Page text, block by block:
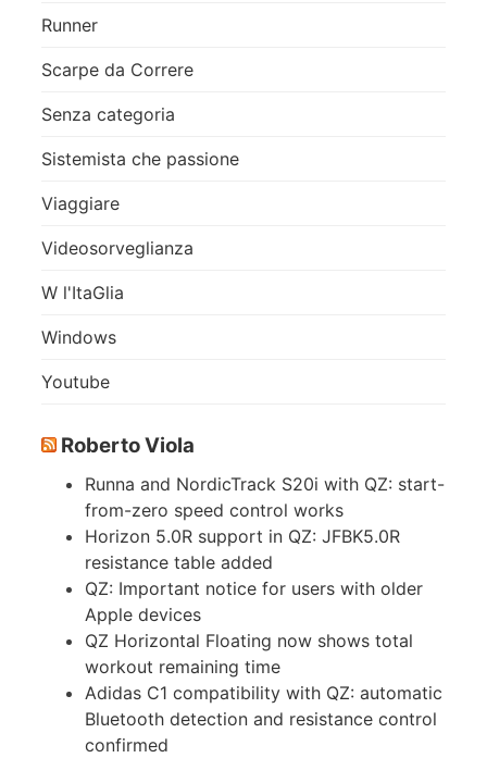
Runner
Scarpe da Correre
Senza categoria
Sistemista che passione
Viaggiare
Videosorveglianza
W l'ItaGlia
Windows
Youtube
Roberto Viola
Runna and NordicTrack S20i with QZ: start-
from-zero speed control works
Horizon 5.0R support in QZ: JFBK5.0R
resistance table added
QZ: Important notice for users with older
Apple devices
QZ Horizontal Floating now shows total
workout remaining time
Adidas C1 compatibility with QZ: automatic
Bluetooth detection and resistance control
confirmed